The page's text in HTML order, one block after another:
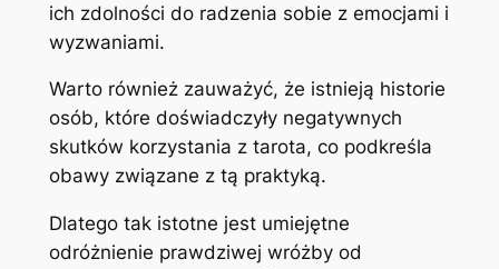
ich zdolności do radzenia sobie z emocjami i
wyzwaniami.
Warto również zauważyć, że istnieją historie
osób, które doświadczyły negatywnych
skutków korzystania z tarota, co podkreśla
obawy związane z tą praktyką.
Dlatego tak istotne jest umiejętne
odróżnienie prawdziwej wróżby od